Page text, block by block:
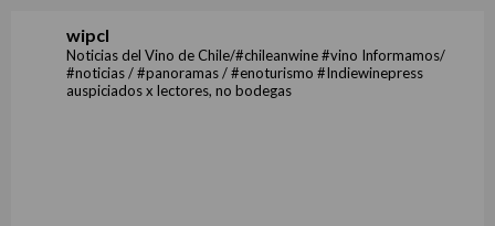
wipcl
Noticias del Vino de Chile/#chileanwine #vino Informamos/
#noticias / #panoramas / #enoturismo #Indiewinepress
auspiciados x lectores, no bodegas